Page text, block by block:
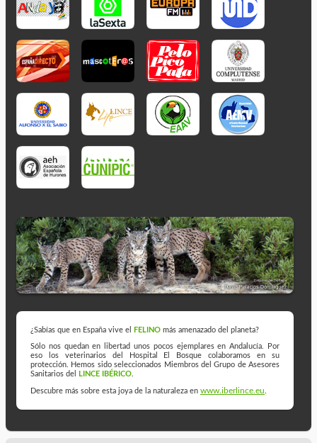
¿Sabías que en España vive el FELINO más amenazado del planeta?
Sólo nos quedan en libertad unos pocos ejemplares en Andalucía. Por
eso los veterinarios del Hospital El Bosque colaboramos en su
protección. Hemos sido seleccionados Miembros del Grupo de Asesores
Sanitarios del
LINCE IBÉRICO.
Descubre más sobre esta joya de la naturaleza en www.iberlince.eu.